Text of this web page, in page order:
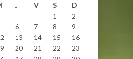
Kalilou Ibrahim Touré,
de la Coopérative
intégrée de Saouné
aussi le maire de Diré,
J V S D
1
2
6 7 8
9
13 14 15
16
20 21 22
23